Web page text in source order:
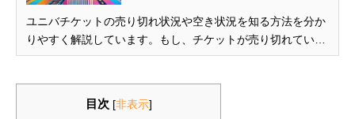
ユニバチケットの売り切れ状況や空き状況を知る方法を分か
りやすく解説しています。もし、チケットが売り切れていた
としても諦めるの早い！ユニバチケットを買えない時の対処
ンを活用した購入方法...
目次 [非表示]